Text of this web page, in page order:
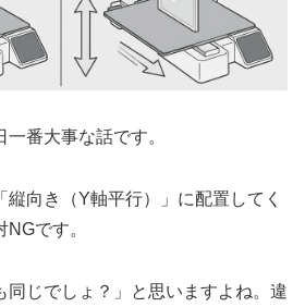
番大事な話です。
縦向き（Y軸平行）」に配置してく
です。
同じでしょ？」と思いますよね。違